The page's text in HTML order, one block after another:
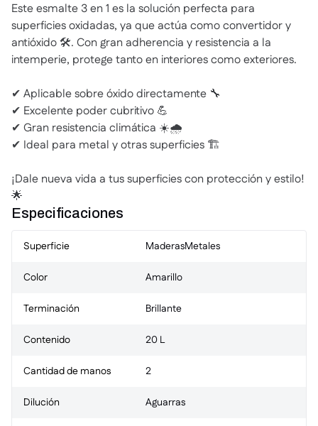
Este esmalte 3 en 1 es la solución perfecta para
superficies oxidadas, ya que actúa como convertidor y
antióxido 🛠️. Con gran adherencia y resistencia a la
intemperie, protege tanto en interiores como exteriores.
✔ Aplicable sobre óxido directamente 🔧
✔ Excelente poder cubritivo 💪
✔ Gran resistencia climática ☀️🌧️
✔ Ideal para metal y otras superficies 🏗️
¡Dale nueva vida a tus superficies con protección y estilo!
🌟
Especificaciones
Superficie MaderasMetales
Color Amarillo
Terminación Brillante
Contenido 20 L
Cantidad de manos 2
Dilución Aguarras